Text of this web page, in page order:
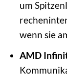
um
wenn sie
AMD